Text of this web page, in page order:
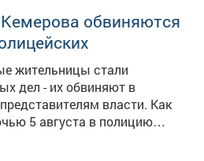
колонии общего режима.
обвиняются
жительницы стали
дел - их обвиняют в
власти. Как
5 августа в полицию
сообщили о нарушении
в одном из районов